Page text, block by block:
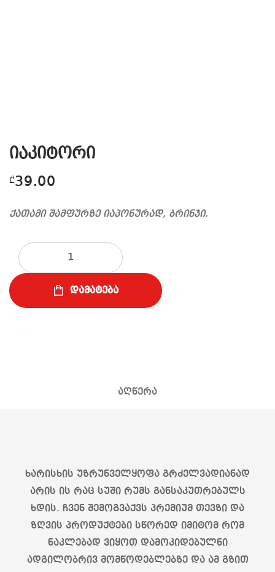
იაკიტორი
₾39.00
ქათამი შამფურზე იაპონურად, ბრინჯი.
რაოდენობა
დამატება
აღწერა
ხარისხის უზრუნველყოფა გრძელვადიანად
არის ის რაც სუში რუმს განსაკუთრებულს
ხდის. ჩვენ შემოგვაქვს პრემიუმ თევზი და
ზღვის პროდუქტები სწორედ იმიტომ რომ
ნაკლებად ვიყოთ დამოკიდებულნი
ადგილობრივ მომწოდებლებზე და ამ გზით